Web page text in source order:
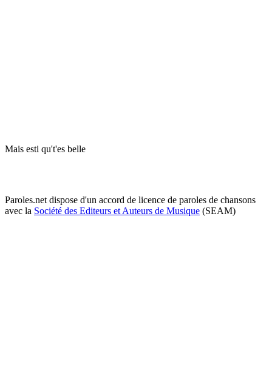
Mais esti qu't'es belle
Paroles.net dispose d'un accord de licence de paroles de chansons
avec la Société des Editeurs et Auteurs de Musique (SEAM)